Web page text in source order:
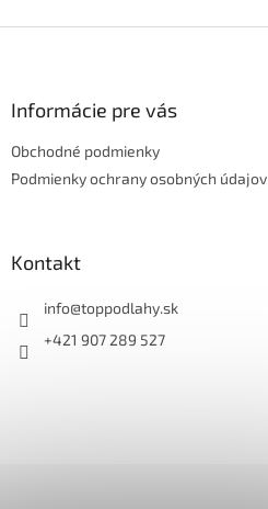
Informácie pre vás
Obchodné podmienky
Podmienky ochrany osobných údajov
Kontakt
info@toppodlahy.sk
+421 907 289 527